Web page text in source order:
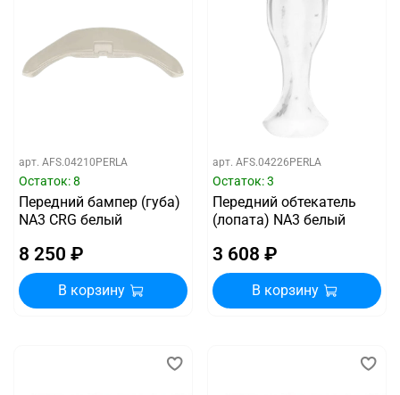
арт. AFS.04210PERLA
Остаток: 8
Передний бампер (губа)
NA3 CRG белый
8 250 ₽
В корзину
арт. AFS.04226PERLA
Остаток: 3
Передний обтекатель
(лопата) NA3 белый
3 608 ₽
В корзину